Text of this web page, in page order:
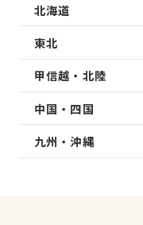
北海道
東北
甲信越・北陸
中国・四国
九州・沖縄